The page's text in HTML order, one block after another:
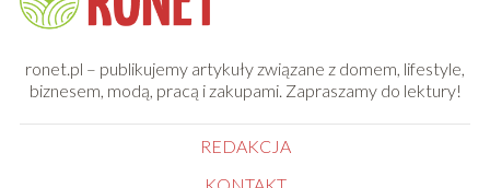
ronet.pl – publikujemy artykuły związane z domem, lifestyle,
biznesem, modą, pracą i zakupami. Zapraszamy do lektury!
REDAKCJA
KONTAKT